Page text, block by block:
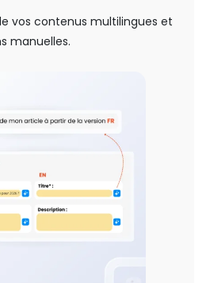
vos contenus multilingues et
manuelles.